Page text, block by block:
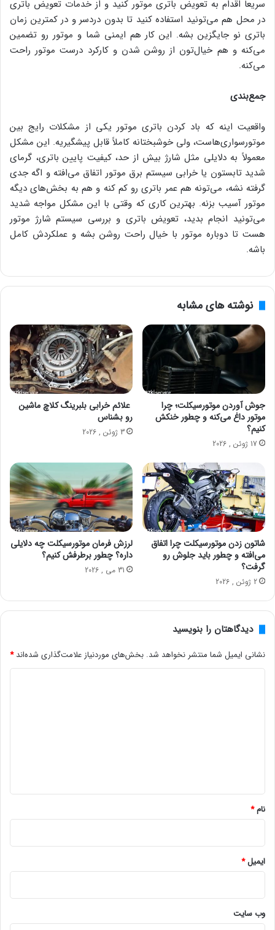
سریعاً اقدام به تعویض باتری موتور کنید و از خدمات تعویض باتری
در محل هم می‌تونید استفاده کنید تا بدون دردسر و در کمترین زمان
باتری نو جایگزین بشه. این کار هم ایمنی شما و موتور رو تضمین
می‌کنه و هم خیال‌تون از روشن شدن و کارکرد درست موتور راحت
می‌کنه.
جمع‌بندی
واقعیت اینه که باد کردن باتری موتور یکی از مشکلات رایج بین
موتورسواری‌هاست، ولی خوشبختانه کاملاً قابل پیشگیریه. این مشکل
معمولاً به دلایلی مثل شارژ بیش از حد، کیفیت پایین باتری، گرمای
شدید تابستون یا خرابی سیستم برق موتور اتفاق می‌افته و اگه جدی
گرفته نشه، می‌تونه هم عمر باتری رو کم کنه و هم به بخش‌های دیگه
موتور آسیب بزنه. بهترین کاری که وقتی با این مشکل مواجه شدید
می‌تونید انجام بدید، تعویض باتری و بررسی سیستم شارژ موتور
هست تا دوباره موتور با خیال راحت روشن بشه و عملکردش کامل
باشه.
نوشته های مشابه
جوش آوردن موتورسیکلت؛ چرا
موتور داغ می‌کنه و چطور خنکش
کنیم؟
17 ژوئن , 2026
علائم خرابی بلبرینگ کلاچ ماشین
رو بشناس
3 ژوئن , 2026
شاتون زدن موتورسیکلت چرا اتفاق
می‌افته و چطور باید جلوش رو
گرفت؟
2 ژوئن , 2026
لرزش فرمان موتورسیکلت چه دلایلی
داره؟ چطور برطرفش کنیم؟
31 می , 2026
دیدگاهتان را بنویسید
نشانی ایمیل شما منتشر نخواهد شد. بخش‌های موردنیاز علامت‌گذاری شده‌اند*
نام*
ایمیل*
وب‌ سایت